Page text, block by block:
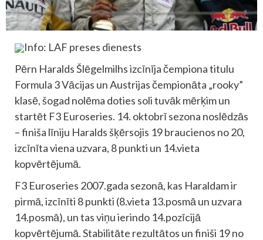
Info: LAF preses dienests
Pērn Haralds Šlēgelmilhs izcīnīja čempiona titulu
Formula 3 Vācijas un Austrijas čempionāta „rooky”
klasē, šogad nolēma doties soli tuvāk mērķim un
startēt F3 Euroseries. 14. oktobrī sezona noslēdzās
– finiša līniju Haralds šķērsojis 19 braucienos no 20,
izcīnīta viena uzvara, 8 punkti un 14.vieta
kopvērtējumā.
F3 Euroseries 2007.gada sezonā, kas Haraldam ir
pirmā, izcīnīti 8 punkti (8.vieta 13.posmā un uzvara
14.posmā), un tas viņu ierindo 14.pozīcijā
kopvērtējumā. Stabilitāte rezultātos un finiši 19 no